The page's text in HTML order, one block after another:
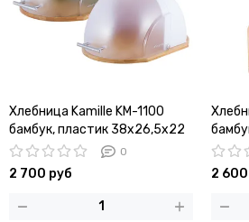
Хлебница Kamille KM-1100
бамбук, пластик 38х26,5х22
см.
0
2 700 руб 2